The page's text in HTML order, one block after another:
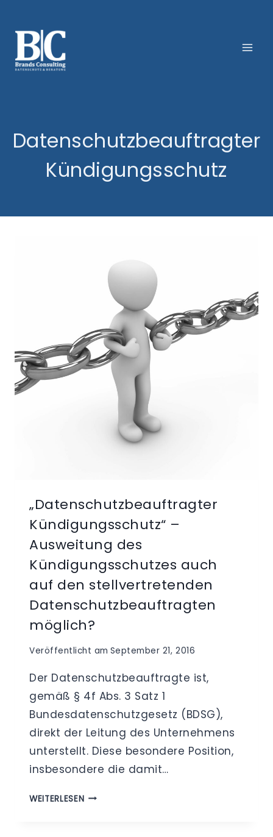
Inhalt
springen
Datenschutzbeauftragter
Kündigungsschutz
„Datenschutzbeauftragter
Kündigungsschutz“ –
Ausweitung des
Kündigungsschutzes auch
auf den stellvertretenden
Datenschutzbeauftragten
möglich?
Veröffentlicht am September 21, 2016
Der Datenschutzbeauftragte ist,
gemäß § 4f Abs. 3 Satz 1
Bundesdatenschutzgesetz (BDSG),
direkt der Leitung des Unternehmens
unterstellt. Diese besondere Position,
insbesondere die damit…
WEITERLESEN„DATENSCHUTZBEAUFTRAGTER